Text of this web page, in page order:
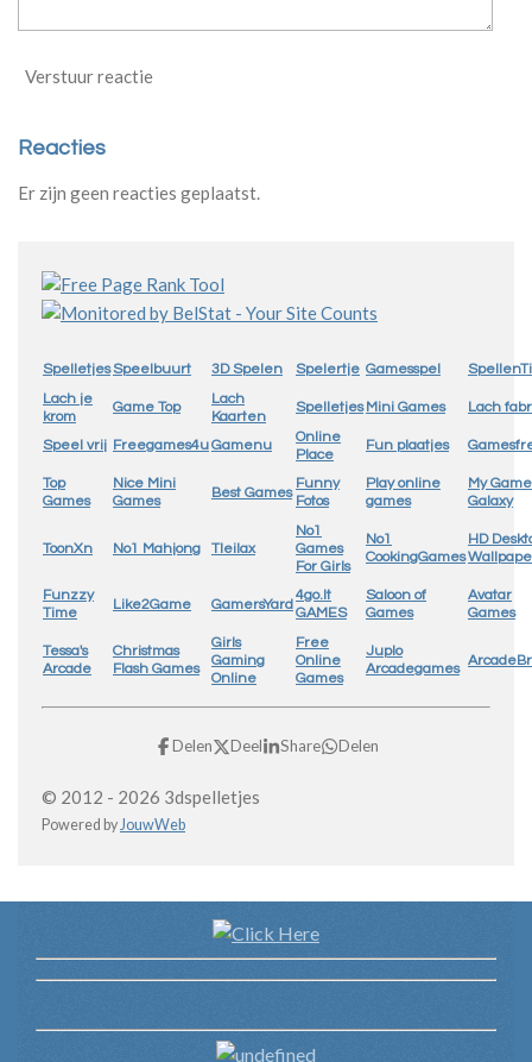
Verstuur reactie
Reacties
Er zijn geen reacties geplaatst.
SpelletjesSpeelbuurt 3D Spelen Spelertje Gamesspel
Lach je
krom
Game Top
Lach
Kaarten
Spelletjes Mini Games Lach
Speel vrij Freegames4uGamenu
Online
Place
Fun plaatjes
Top
Games
Nice Mini
Games
Best Games
Funny
Fotos
Play online
games
My Game
Galaxy
ToonXn No1 Mahjong Tleilax
No1
Games
For Girls
No1
CookingGames
HD
Funzzy
Time
Like2Game GamersYard
4go.lt
GAMES
Saloon of
Games
Avatar
Games
Tessa's
Arcade
Christmas
Flash Games
Girls
Gaming
Online
Free
Online
Games
Juplo
Arcadegames
Delen Deel Share Delen
© 2012 - 2026 3dspelletjes
Powered byJouwWeb